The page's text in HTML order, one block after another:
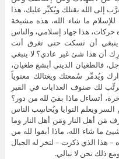
إلى الله بقتلك ويُكبِّر عليك، هذا
ما شاء الله، هذه مشيخة
هذا جهاد إسلامي، والناس
أن تسكت حتى تغرق أنت
أن هذا شئ غير عادي؟ لا ينبغي
فالطغيان الديني أبشع طغيان،
ويُدمِّر سُمعتك ويغتالك معنوياً
لك صنوف العذابات في القبر
أتساءل ماذا بقيَ لله من دور؟
السر ويعلم النوايا ويُحاسِب الناس
مَن أهل النار ومَن أهل النار وما
ما شاء الله، ماذا أبقوا لله من
– هذا الذي ذكرت – لتخر له الجبال
ذلك نحن لا نبالي.